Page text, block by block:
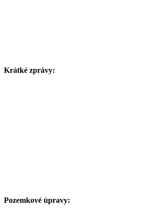
Krátké zprávy:
Pozemkové úpravy: